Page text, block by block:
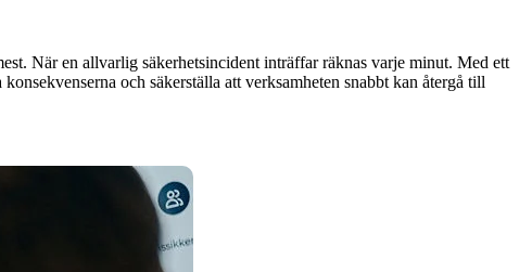
När en allvarlig säkerhetsincident inträffar räknas varje minut. Med ett
och säkerställa att verksamheten snabbt kan återgå till